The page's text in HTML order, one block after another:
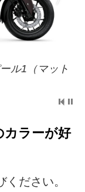
ル1（マット
カラーが好
ださい。